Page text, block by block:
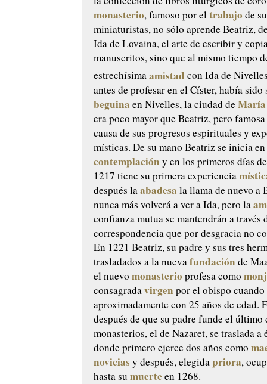
monasterio, famoso por eltrabajo de
miniaturistas, no sólo aprende Beatriz,
Ida de Lovaina, el arte de escribir y
manuscritos, sino que al mismo tiempo
estrechísimaamistad con Ida de
antes de profesar en el Císter, había sido
beguina en Nivelles, la ciudad deMaría
era poco mayor que Beatriz, pero
causa de sus progresos espirituales y
místicas. De su mano Beatriz se inicia
contemplación y en los primeros días
1217 tiene su primera experiencia
después laabadesa la llama de nuevo a
nunca más volverá a ver a Ida, pero la
confianza mutua se mantendrán a través
correspondencia que por desgracia no
En 1221 Beatriz, su padre y sus tres
trasladados a la nuevafundación de
el nuevomonasterio profesa como
consagradavirgen por el obispo cuando
aproximadamente con 25 años de edad.
después de que su padre funde el último
monasterios, el de Nazaret, se traslada a
donde primero ejerce dos años como
noviciasy después, elegidapriora,
hasta sumuerte en 1268.